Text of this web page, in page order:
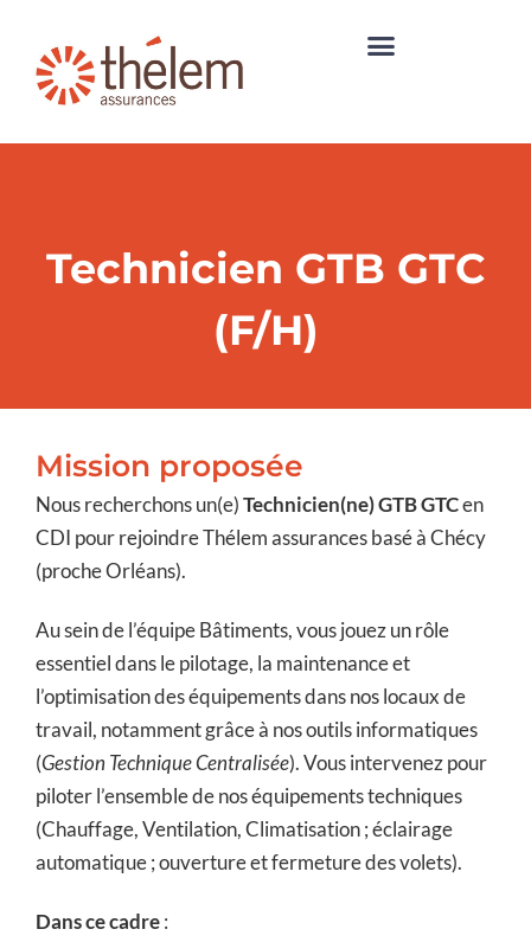
Technicien GTB GTC
(F/H)
Mission proposée
Nous recherchons un(e)Technicien(ne) GTB GTCen
CDI pour rejoindre Thélem assurances basé à Chécy
(proche Orléans).
Au sein de l’équipe Bâtiments, vous jouez un rôle
essentiel dans le pilotage, la maintenance et
l’optimisation des équipements dans nos locaux de
travail, notamment grâce à nos outils informatiques
(Gestion Technique Centralisée). Vous intervenez pour
piloter l’ensemble de nos équipements techniques
(Chauffage, Ventilation, Climatisation ; éclairage
automatique ; ouverture et fermeture des volets).
Dans ce cadre: